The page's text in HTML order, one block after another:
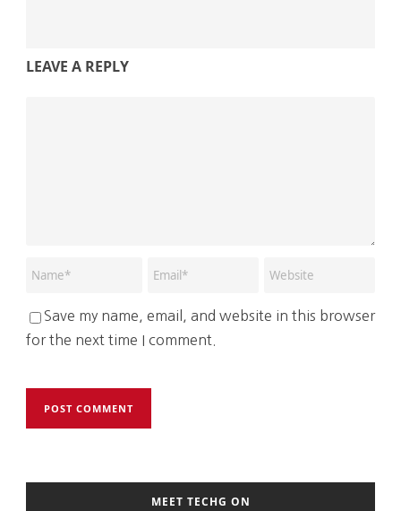
LEAVE A REPLY
Save my name, email, and website in this browser
for the next time I comment.
MEET TECHG ON